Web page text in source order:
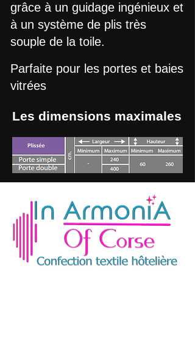
grâce à un guidage ingénieux et
à un système de plis très
souple de la toile.
Parfaite pour les portes et baies
vitrées
Les dimensions maximales